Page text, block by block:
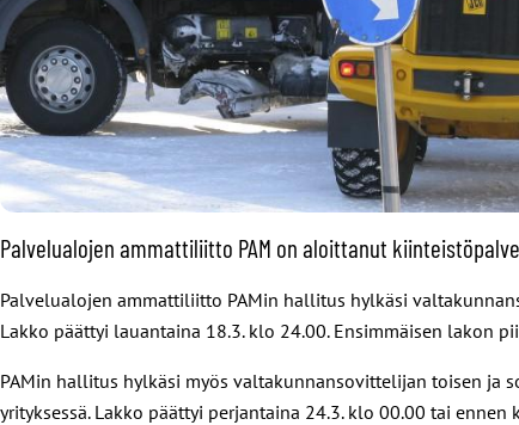
Palvelualojen ammattiliitto PAM on aloittanut
Palvelualojen ammattiliitto PAMin hallitus hylkäsi
Lakko päättyi lauantaina 18.3. klo 24.00. Ensimmäisen lakon
PAMin hallitus hylkäsi myös valtakunnansovittelijan toisen
yrityksessä. Lakko päättyi perjantaina 24.3. klo 00.00 tai